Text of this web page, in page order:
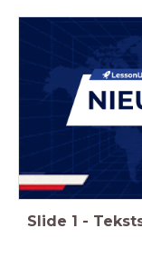
Slide 1 -